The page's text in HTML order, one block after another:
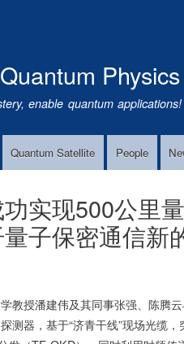
enable quantum applications!
Quantum Satellite People
实现500公里
子保密通信新
教授潘建伟及其同事张强、陈腾
测器，基于“济青干线”现场光缆